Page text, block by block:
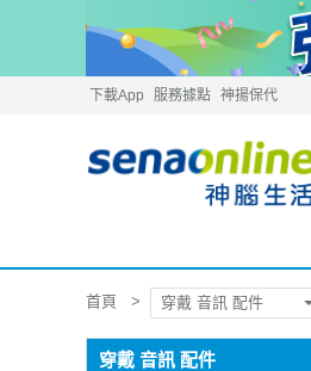
下載App 服務據點 神揚保代
首頁 穿戴 音訊 配件
穿戴 音訊 配件